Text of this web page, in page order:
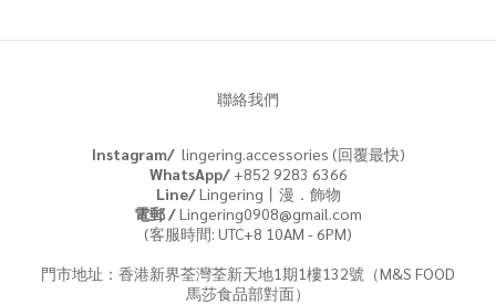
聯絡我們
Instagram/ lingering.accessories (回覆最快)
WhatsApp/+852 9283 6366
Line/Lingering丨漫．飾物
電郵 /Lingering0908@gmail.com
(客服時間: UTC+8 10AM - 6PM)
門市地址：香港新界荃灣荃新天地1期1樓132號（M&S FOOD
馬莎食品部對面）